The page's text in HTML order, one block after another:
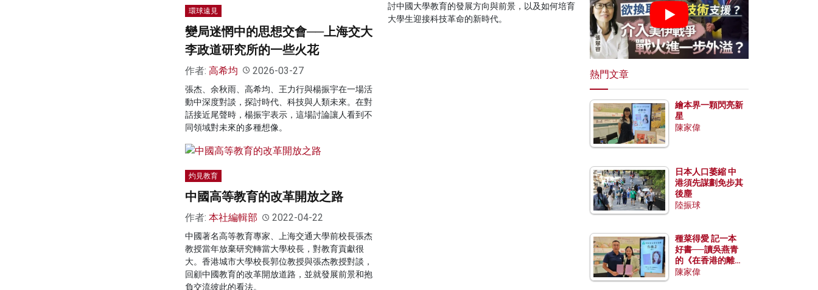
環球遠見
變局迷惘中的思想交會──上海交大
李政道研究所的一些火花
作者: 高希均 2026-03-27
張杰、余秋雨、高希均、王力行與楊振宇在一場活
動中深度對談，探討時代、科技與人類未來。在對
話接近尾聲時，楊振宇表示，這場討論讓人看到不
同領域對未來的多種想像。
討中國大學教育的發展方向與前景，以及如何培育
大學生迎接科技革命的新時代。
灼見教育
中國高等教育的改革開放之路
作者: 本社編輯部 2022-04-22
中國著名高等教育專家、上海交通大學前校長張杰
教授當年放棄研究轉當大學校長，對教育貢獻很
大。香港城市大學校長郭位教授與張杰教授對談，
回顧中國教育的改革開放道路，並就發展前景和抱
負交流彼此的看法。
熱門文章
繪本界一顆閃亮新
星
陳家偉
日本人口萎縮 中
港須先謀劃免步其
後塵
陸振球
種菜得愛 記一本
好書──讀吳燕青
的《在香港的離島
種菜》
陳家偉